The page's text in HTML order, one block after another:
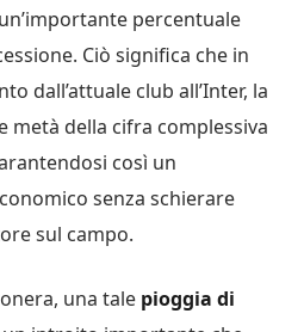
percentuale
Ciò significa che in
dall’attuale club all’Inter, la
metà della cifra complessiva
così un
senza schierare
sul campo.
una tale pioggia di